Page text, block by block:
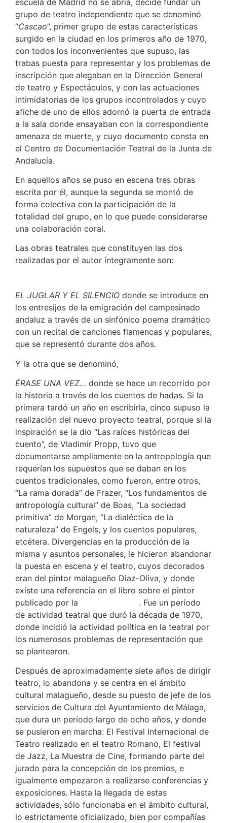
grupo de teatro independiente que se denominó
“Cascao”, primer grupo de estas características
surgido en la ciudad en los primeros año de 1970,
con todos los inconvenientes que supuso, las
trabas puesta para representar y los problemas de
inscripción que alegaban en la Dirección General
de teatro y Espectáculos, y con las actuaciones
intimidatorias de los grupos incontrolados y cuyo
afiche de uno de ellos adornó la puerta de entrada
a la sala donde ensayaban con la correspondiente
amenaza de muerte, y cuyo documento consta en
el Centro de Documentación Teatral de la Junta de
Andalucía.
En aquellos años se puso en escena tres obras
escrita por él, aunque la segunda se montó de
forma colectiva con la participación de la
totalidad del grupo, en lo que puede considerarse
una colaboración coral.
Las obras teatrales que constituyen las dos
realizadas por el autor íntegramente son:
EL JUGLAR Y EL SILENCIO donde se introduce en
los entresijos de la emigración del campesinado
andaluz a través de un sinfónico poema dramático
con un recital de canciones flamencas y populares,
que se representó durante dos años.
Y la otra que se denominó,
ÉRASE UNA VEZ… donde se hace un recorrido por
la historia a través de los cuentos de hadas. Si la
primera tardó un año en escribirla, cinco supuso la
realización del nuevo proyecto teatral, porque si la
inspiración se la dio “Las raíces históricas del
cuento”, de Vladimir Propp, tuvo que
documentarse ampliamente en la antropología que
requerían los supuestos que se daban en los
cuentos tradicionales, como fueron, entre otros,
“La rama dorada” de Frazer, “Los fundamentos de
antropología cultural” de Boas, “La sociedad
primitiva” de Morgan, “La dialéctica de la
naturaleza” de Engels, y los cuentos populares,
etcétera. Divergencias en la producción de la
misma y asuntos personales, le hicieron abandonar
la puesta en escena y el teatro, cuyos decorados
eran del pintor malagueño Diaz-Oliva, y donde
existe una referencia en el libro sobre el pintor
publicado por la . Fue un período
de actividad teatral que duró la década de 1970,
donde incidió la actividad política en la teatral por
los numerosos problemas de representación que
se plantearon.
Después de aproximadamente siete años de dirigir
teatro, lo abandona y se centra en el ámbito
cultural malagueño, desde su puesto de jefe de los
servicios de Cultura del Ayuntamiento de Málaga,
que dura un período largo de ocho años, y donde
se pusieron en marcha: El Festival Internacional de
Teatro realizado en el teatro Romano, El festival
de Jazz, La Muestra de Cine, formando parte del
jurado para la concepción de los premios, e
igualmente empezaron a realizarse conferencias y
exposiciones. Hasta la llegada de estas
actividades, sólo funcionaba en el ámbito cultural,
lo estrictamente oficializado, bien por compañías